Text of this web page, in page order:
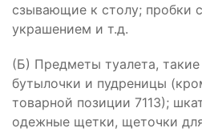
сзывающие к столу; пробки
украшением и т.д.
(Б) Предметы туалета,
бутылочки и пудреницы
товарной позиции 7113);
одежные щетки, щеточки